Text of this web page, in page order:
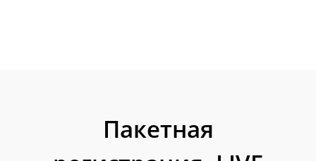
Пакетная